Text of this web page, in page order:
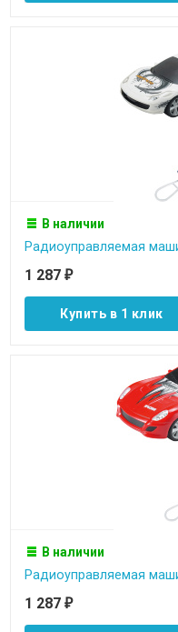
В наличии
Радиоуправляемая
1 287 ₽
Купить в 1 клик
В наличии
Радиоуправляемая
1 287 ₽